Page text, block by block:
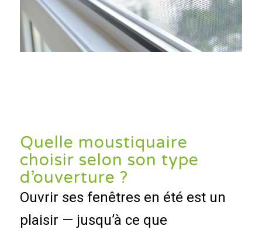
Quelle moustiquaire
choisir selon son type
d’ouverture ?
Ouvrir ses fenêtres en été est un
plaisir — jusqu’à ce que